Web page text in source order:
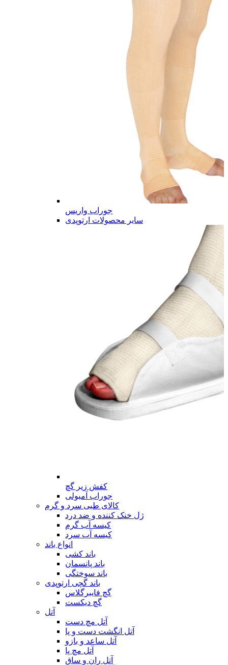
جوراب واریس
سایر محصولات ارتوپدی
کفش زیر گچ
جوراب آمبولی
کالای طبی سرد و گرم
ژل خنک کننده و ضد درد
کیسه آب گرم
کیسه آب سرد
انواع باند
باند کشی
باند پانسمان
باند سوختگی
باند گچی ارتوپدی
گچ فایبرگلاس
گچ دیکست
آتل
آتل مچ دست
آتل انگشت دست و پا
آتل ساعد و بازو
آتل مچ پا
آتل ران و ساق